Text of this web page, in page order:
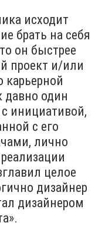
исходит
брать на себя
он быстрее
проект и/или
карьерной
давно один
инициативой,
с его
лично
целое
дизайнер
дизайнером